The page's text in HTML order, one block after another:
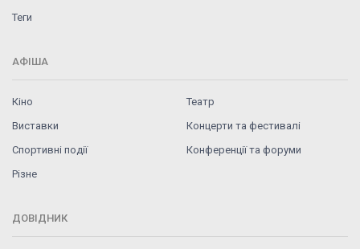
Теги
АФІША
Кіно
Театр
Виставки
Концерти та фестивалі
Спортивні події
Конференції та форуми
Різне
ДОВІДНИК